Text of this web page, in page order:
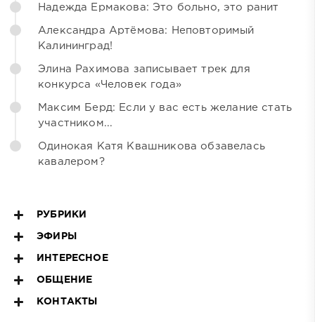
Надежда Ермакова: Это больно, это ранит
Александра Артёмова: Неповторимый
Калининград!
Элина Рахимова записывает трек для
конкурса «Человек года»
Максим Берд: Если у вас есть желание стать
участником...
Одинокая Катя Квашникова обзавелась
кавалером?
РУБРИКИ
ЭФИРЫ
ИНТЕРЕСНОЕ
ОБЩЕНИЕ
КОНТАКТЫ